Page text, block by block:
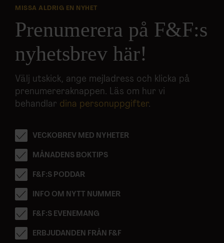
MISSA ALDRIG EN NYHET
Prenumerera på F&F:s
nyhetsbrev här!
Välj utskick, ange mejladress och klicka på
prenumereraknappen. Läs om hur vi
behandlar dina personuppgifter.
VECKOBREV MED NYHETER
MÅNADENS BOKTIPS
F&F:S PODDAR
INFO OM NYTT NUMMER
F&F:S EVENEMANG
ERBJUDANDEN FRÅN F&F